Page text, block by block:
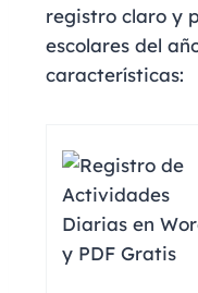
registro claro y
escolares del
características: